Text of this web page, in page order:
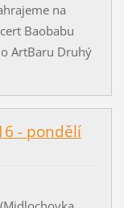
na
Baobabu
ArtBaru Druhý
- pondělí